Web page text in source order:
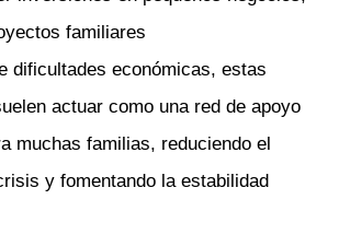
familiares.
dificultades económicas, estas
actuar como una red de apoyo
muchas familias, reduciendo el
y fomentando la estabilidad